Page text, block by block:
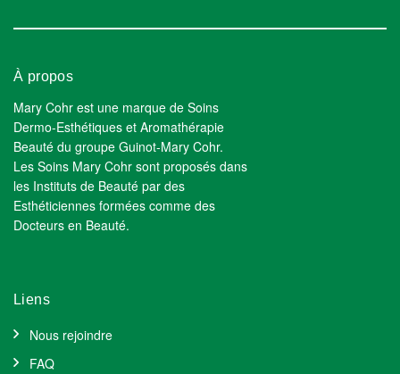
À propos
Mary Cohr est une marque de Soins
Dermo-Esthétiques et Aromathérapie
Beauté du groupe Guinot-Mary Cohr.
Les Soins Mary Cohr sont proposés dans
les Instituts de Beauté par des
Esthéticiennes formées comme des
Docteurs en Beauté.
Liens
Nous rejoindre
FAQ